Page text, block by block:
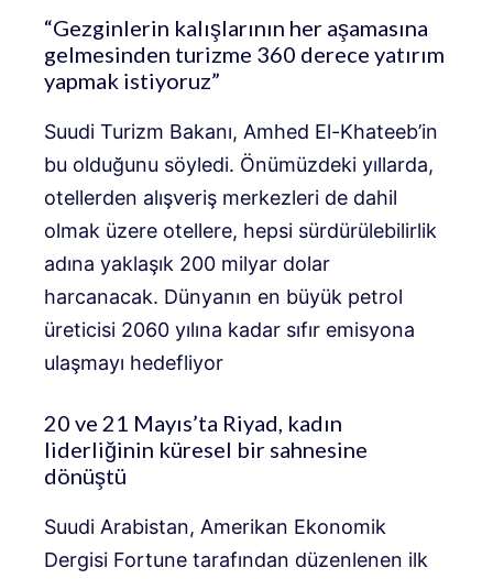
“Gezginlerin kalışlarının her aşamasına
gelmesinden turizme 360 ​​derece yatırım
yapmak istiyoruz”
Suudi Turizm Bakanı, Amhed El-Khateeb’in
bu olduğunu söyledi. Önümüzdeki yıllarda,
otellerden alışveriş merkezleri de dahil
olmak üzere otellere, hepsi sürdürülebilirlik
adına yaklaşık 200 milyar dolar
harcanacak. Dünyanın en büyük petrol
üreticisi 2060 yılına kadar sıfır emisyona
ulaşmayı hedefliyor
20 ve 21 Mayıs’ta Riyad, kadın
liderliğinin küresel bir sahnesine
dönüştü
Suudi Arabistan, Amerikan Ekonomik
Dergisi Fortune tarafından düzenlenen ilk